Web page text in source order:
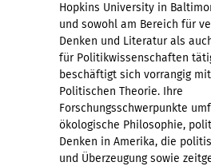
Hopkins University in
und sowohl am Bereich für
Denken und Literatur als
für Politikwissenschaften
beschäftigt sich vorrangig
Politischen Theorie. Ihre
Forschungsschwerpunkte
ökologische Philosophie,
Denken in Amerika, die
und Überzeugung sowie